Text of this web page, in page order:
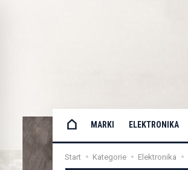
MARKI ELEKTRONIKA
Start Kategorie Elektronika